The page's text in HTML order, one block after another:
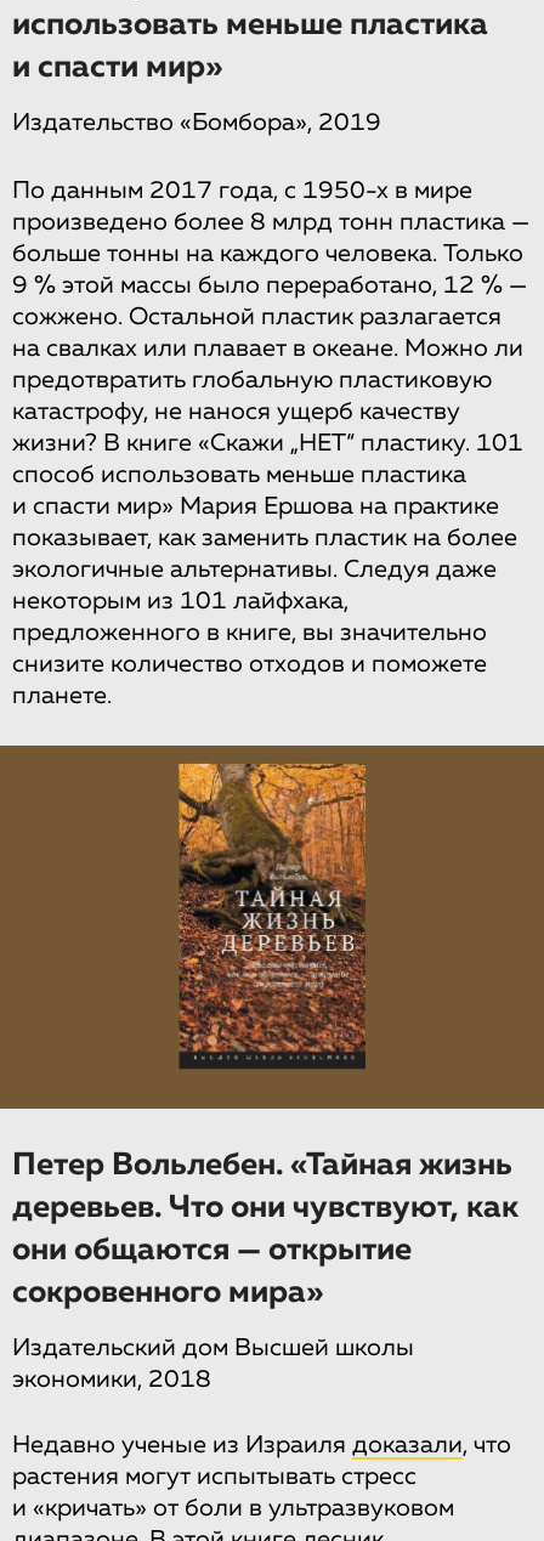
использовать меньше пластика
и спасти мир»
Издательство «Бомбора», 2019
По данным 2017 года, с 1950-х в мире
произведено более 8 млрд тонн пластика —
больше тонны на каждого человека. Только
9 % этой массы было переработано, 12 % —
сожжено. Остальной пластик разлагается
на свалках или плавает в океане. Можно ли
предотвратить глобальную пластиковую
катастрофу, не нанося ущерб качеству
жизни? В книге «Скажи „НЕТ“ пластику. 101
способ использовать меньше пластика
и спасти мир» Мария Ершова на практике
показывает, как заменить пластик на более
экологичные альтернативы. Следуя даже
некоторым из 101 лайфхака,
предложенного в книге, вы значительно
снизите количество отходов и поможете
планете.
Петер Вольлебен. «Тайная жизнь
деревьев. Что они чувствуют, как
они общаются — открытие
сокровенного мира»
Издательский дом Высшей школы
экономики, 2018
Недавно ученые из Израиля доказали, что
растения могут испытывать стресс
и «кричать» от боли в ультразвуковом